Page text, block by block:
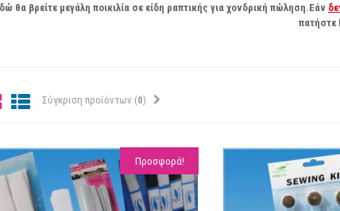
θα βρείτε μεγάλη ποικιλία σε είδη ραπτικής για χονδρική πώληση.Εάν
πατήστε
Σύγκριση προϊόντων (0)
Προσφορά!